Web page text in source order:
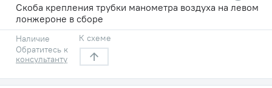
Скоба крепления трубки манометра воздуха на левом
лонжероне в сборе
Наличие
Обратитесь к
консультанту
К схеме